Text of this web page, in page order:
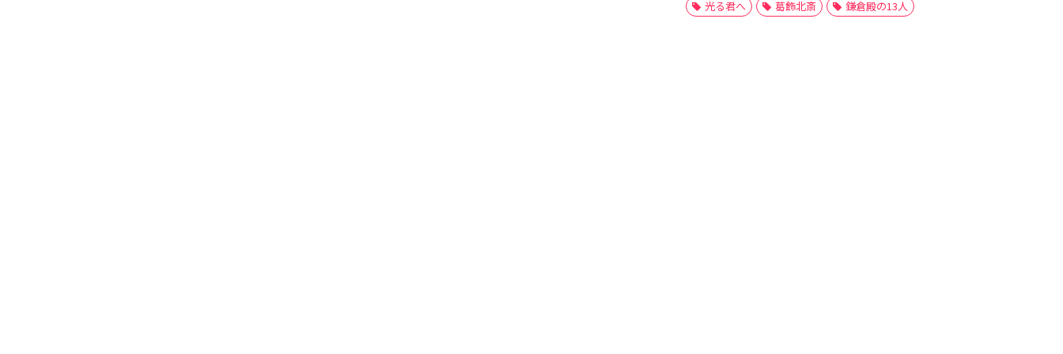
光る君へ 葛飾北斎 鎌倉殿の13人